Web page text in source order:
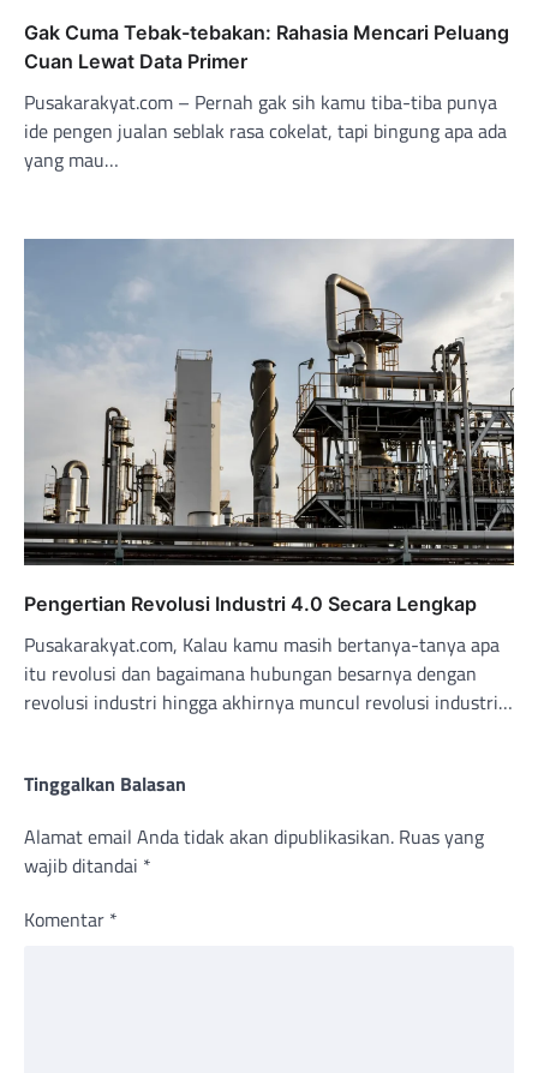
Gak Cuma Tebak-tebakan: Rahasia Mencari Peluang
Cuan Lewat Data Primer
Pusakarakyat.com – Pernah gak sih kamu tiba-tiba punya
ide pengen jualan seblak rasa cokelat, tapi bingung apa ada
yang mau…
Pengertian Revolusi Industri 4.0 Secara Lengkap
Pusakarakyat.com, Kalau kamu masih bertanya-tanya apa
itu revolusi dan bagaimana hubungan besarnya dengan
revolusi industri hingga akhirnya muncul revolusi industri…
Tinggalkan Balasan
Alamat email Anda tidak akan dipublikasikan. Ruas yang
wajib ditandai *
Komentar *